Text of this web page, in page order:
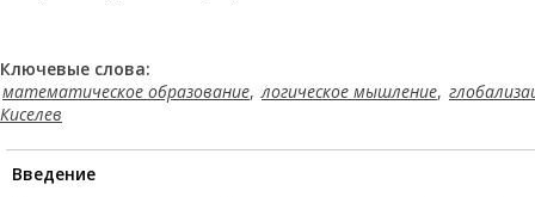
Ключевые слова:
математическое образование, логическое мышление,
Киселев
Введение